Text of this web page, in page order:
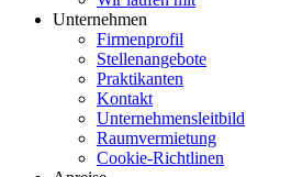
Unternehmen
Firmenprofil
Stellenangebote
Praktikanten
Kontakt
Unternehmensleitbild
Raumvermietung
Cookie-Richtlinen